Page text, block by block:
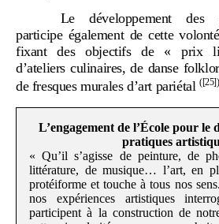
Le développement des
participe également de cette
fixant des objectifs de «
prix
d’ateliers culinaires, de danse
de fresques murales d’art pariétal ([25])
L’engagement de l’École pour le
pratiques
« Qu’il s’agisse de peinture, de
littérature, de musique… l’art, en
protéiforme et touche à tous nos
nos expériences artistiques
participent à la construction de